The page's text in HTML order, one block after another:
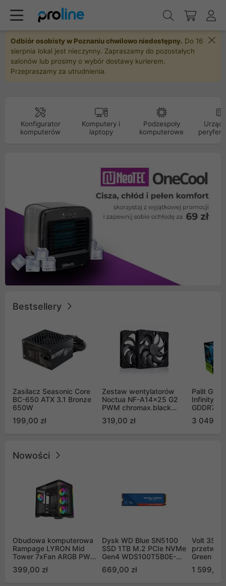
Odbiór osobisty w Poznaniu chwilowo niedostępny. Do 16
sierpnia lokal jest nieczynny. Zapraszamy do pozostałych
salonów lub prosimy o wybór dostawy kurierem.
Przepraszamy za utrudnienia.
Konfigurator
komputerów
Komputery i
laptopy
Podzespoły
komputerowe
Bestsellery
Zasilacz Seasonic Core
BC-650 ATX 3.1 Bronze
650W
199,00 zł
Zestaw wentylatorów
Noctua NF-A14x25 G2
PWM chromax.black
Push Pull (2szt)
319,00 zł
Palit
Infinity 3
GDDR7
GB2050S)
3 049,00
Nowości
Obudowa komputerowa
Rampage LYRON Mid
Tower 7xFan ARGB PWM
399,00 zł
Dysk WD Blue SN5100
SSD 1TB M.2 PCIe NVMe
Gen4 WDS100T5B0E-
669,00 zł
Volt
Green
1 599,00